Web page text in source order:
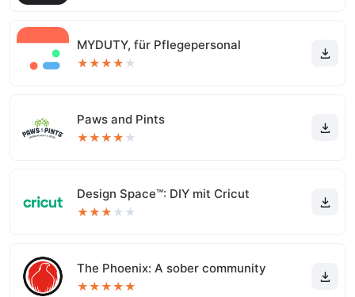
MYDUTY, für Pflegepersonal
★★★★ ★
Paws and Pints
★★★★ ★
Design Space™: DIY mit Cricut
★★★ ★ ★
The Phoenix: A sober community
★★★★★